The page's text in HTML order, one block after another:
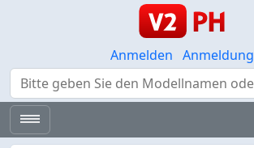
Anmelden Anmeldung
Suche